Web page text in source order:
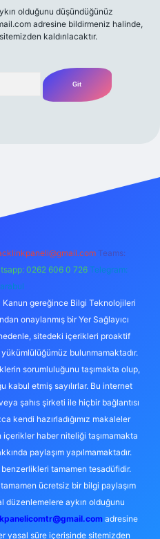
olduğunu düşündüğünüz
adresine bildirmeniz halinde,
kaldırılacaktır.
Teams:
0262 606 0 726 Telegram:
Kanun gereğince Bilgi Teknolojileri
onaylanmış bir Yer Sağlayıcı
sitedeki içerikleri proaktif
bulunmamaktadır.
sorumluluğunu taşımakta olup,
kabul etmiş sayılırlar. Bu internet
şahıs şirketi ile hiçbir bağlantısı
kendi hazırladığımız makaleler
içerikler haber niteliği taşımamakta
paylaşım yapılmamaktadır.
tamamen tesadüfidir.
ücretsiz bir bilgi paylaşım
aykırı olduğunu
adresine
yasal süre içerisinde sitemizden